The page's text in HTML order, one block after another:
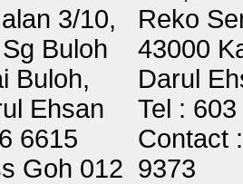
3/10,
Buloh
Buloh,
Ehsan
6615
Goh 012
Reko
43000
Darul
Tel :
Contact
9373